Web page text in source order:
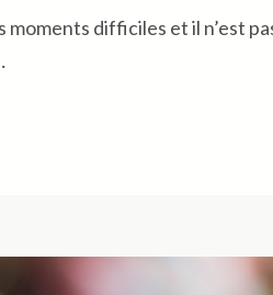
moments difficiles et il n’est